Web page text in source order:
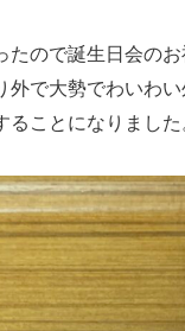
たので誕生日会の
外で大勢でわいわ
ことになりました